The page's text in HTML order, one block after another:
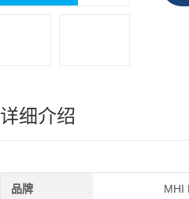
详细介绍
品牌 MHI